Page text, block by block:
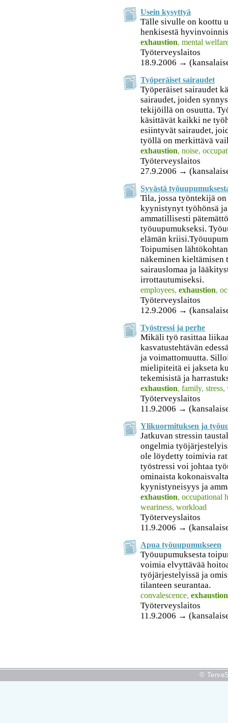
Usein kysyttyä
Tälle sivulle on koottu
henkisestä
exhaustion, mental
Työterveyslaitos
18.9.2006 →
Työperäiset sairaudet
Työperäiset sairaudet
sairaudet, joiden
tekijöillä on osuutta.
käsittävät kaikki ne
esiintyvät sairaudet,
työllä on merkittävä
exhaustion, noise,
Työterveyslaitos
27.9.2006 →
Syvästä
Tila, jossa työntekijä
kyynistynyt työhönsä ja
ammatillisesti
työuupumukseksi.
elämän
Toipumisen
näkeminen kieltämisen
sairauslomaa ja
irrottautumiseksi.
employees, exhaustion,
Työterveyslaitos
12.9.2006 →
Työstressi ja perhe
Mikäli työ rasittaa
kasvatustehtävän
ja voimattomuutta.
mielipiteitä ei jakseta
tekemisistä ja
exhaustion, family, stress,
Työterveyslaitos
11.9.2006 →
Ylikuormituksen ja
Jatkuvan stressin
ongelmia
ole löydetty toimivia
työstressi voi johtaa
ominaista
kyynistyneisyys ja
exhaustion, occupational
weariness, workload
Työterveyslaitos
11.9.2006 →
Apua työuupumukseen
Työuupumuksesta
voimia elvyttävää
työjärjestelyissä ja
tilanteen seurantaa.
convalescence, exhaustion
Työterveyslaitos
11.9.2006 →
©